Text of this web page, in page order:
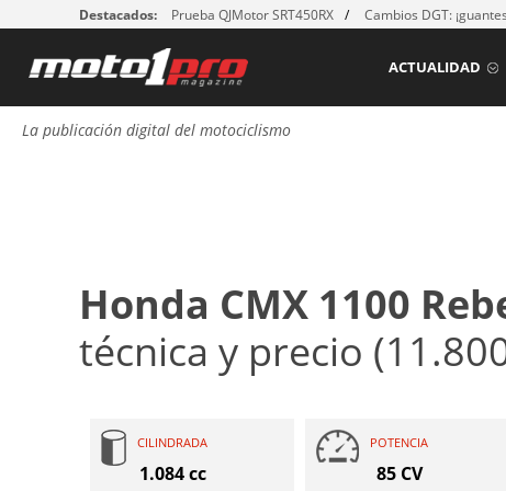
Destacados: Prueba QJMotor SRT450RX Cambios DGT:
ACTUALIDAD
La publicación digital del motociclismo
Honda CMX 1100
técnica y precio
CILINDRADA
1.084 cc
POTENCIA
85 CV